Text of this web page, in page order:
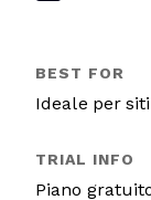
Ideale per
Piano